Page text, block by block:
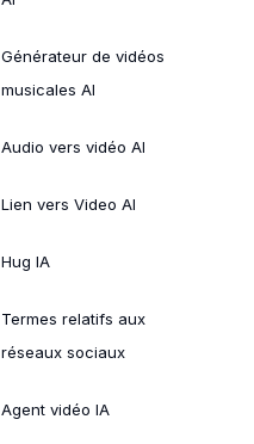
Générateur de vidéos
musicales AI
Audio vers vidéo AI
Lien vers Video AI
Hug IA
Termes relatifs aux
réseaux sociaux
Agent vidéo IA